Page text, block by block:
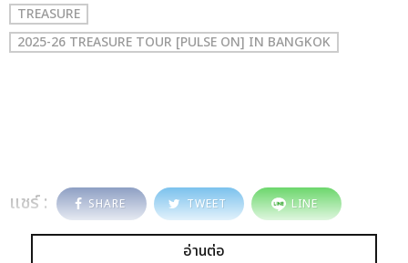
TREASURE
2025-26 TREASURE TOUR [PULSE ON] IN BANGKOK
แชร์ : SHARE TWEET LINE
อ่านต่อ